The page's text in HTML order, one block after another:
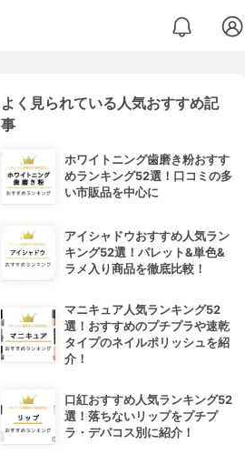
よく見られている人気おすすめ記
事
ホワイトニング歯磨き粉おすす
めランキング52選！口コミの多
い市販品を中心に
アイシャドウおすすめ人気ラン
キング52選！パレット&単色&
ラメ入り商品を徹底比較！
マニキュア人気ランキング52
選！おすすめのプチプラや速乾
タイプのネイルポリッシュを紹
介！
口紅おすすめ人気ランキング52
選！落ちないリップをプチプ
ラ・デパコス別に紹介！